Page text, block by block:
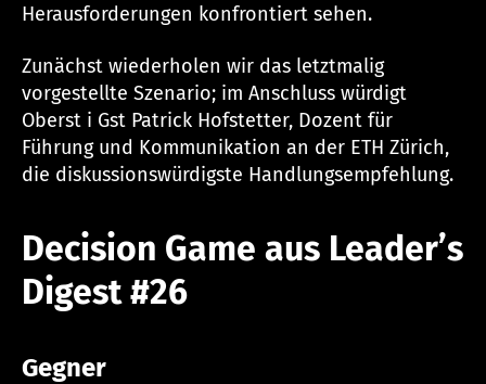
Herausforderungen konfrontiert sehen.
Zunächst wiederholen wir das letztmalig
vorgestellte Szenario; im Anschluss würdigt
Oberst i Gst Patrick Hofstetter, Dozent für
Führung und Kommunikation an der ETH Zürich,
die diskussionswürdigste Handlungsempfehlung.
Decision Game aus Leader’s
Digest #26
Gegner